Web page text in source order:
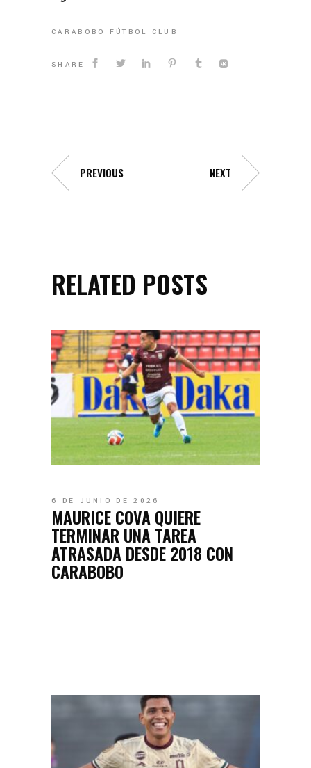
CARABOBO FÚTBOL CLUB
SHARE
PREVIOUS NEXT
RELATED POSTS
6 DE JUNIO DE 2026
MAURICE COVA QUIERE
TERMINAR UNA TAREA
ATRASADA DESDE 2018 CON
CARABOBO